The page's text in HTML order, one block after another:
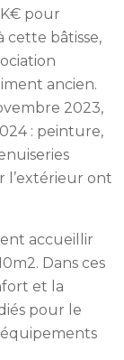
pour
cette bâtisse,
ancien.
2023,
: peinture,
l’extérieur ont
accueillir
Dans ces
et la
pour le
équipements